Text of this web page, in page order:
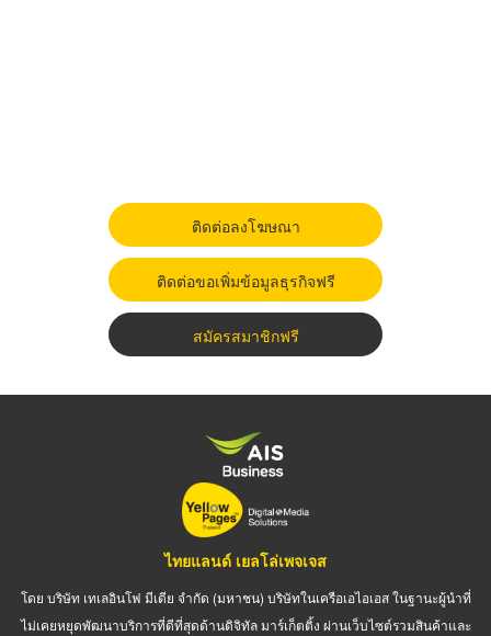
ติดต่อลงโฆษณา
ติดต่อขอเพิ่มข้อมูลธุรกิจฟรี
สมัครสมาชิกฟรี
ไทยแลนด์ เยลโล่เพจเจส
โดย บริษัท เทเลอินโฟ มีเดีย จำกัด (มหาชน) บริษัทในเครือเอไอเอส ในฐานะผู้นำที่
ไม่เคยหยุดพัฒนาบริการที่ดีที่สุดด้านดิจิทัล มาร์เก็ตติ้ง ผ่านเว็บไซต์รวมสินค้าและ